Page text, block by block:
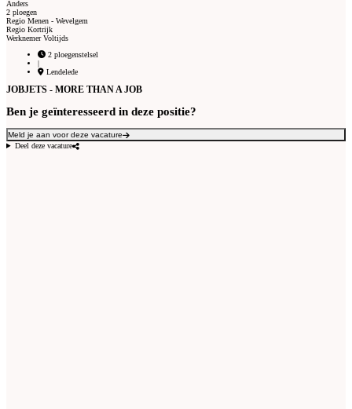
Anders
2 ploegen
Regio Menen - Wevelgem
Regio Kortrijk
Werknemer Voltijds
2 ploegenstelsel
|
Lendelede
JOBJETS - MORE THAN A JOB
Ben je geïnteresseerd in deze positie?
Meld je aan voor deze vacature
Deel deze vacature